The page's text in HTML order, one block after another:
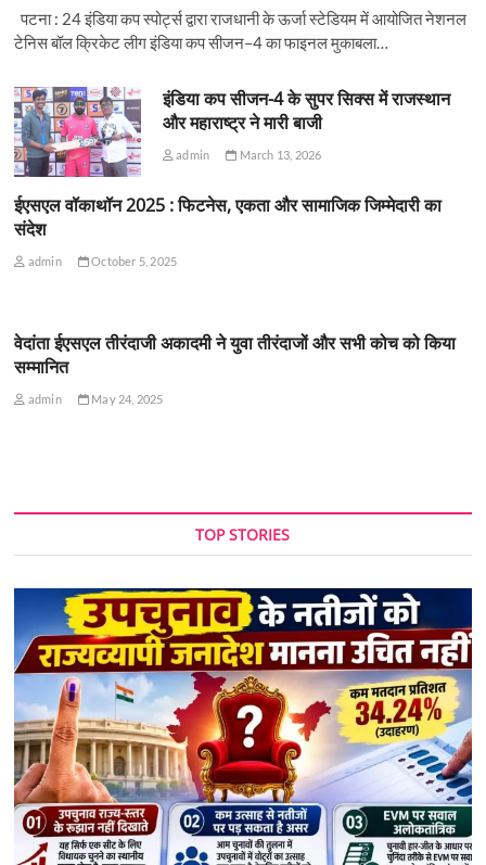
पटना : 24 इंडिया कप स्पोर्ट्स द्वारा राजधानी के ऊर्जा स्टेडियम में आयोजित नेशनल
टेनिस बॉल क्रिकेट लीग इंडिया कप सीजन–4 का फाइनल मुकाबला…
इंडिया कप सीजन-4 के सुपर सिक्स में राजस्थान
और महाराष्ट्र ने मारी बाजी
admin March 13, 2026
ईएसएल वॉकाथॉन 2025 : फिटनेस, एकता और सामाजिक जिम्मेदारी का
संदेश
admin October 5, 2025
वेदांता ईएसएल तीरंदाजी अकादमी ने युवा तीरंदाजों और सभी कोच को किया
सम्मानित
admin May 24, 2025
TOP STORIES